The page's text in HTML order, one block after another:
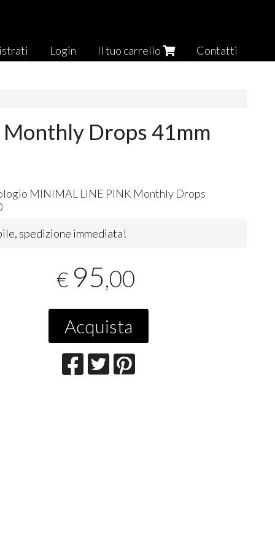
Login Il tuo carrello Contatti
Drops 41mm
MINIMAL LINE PINK Monthly Drops
spedizione immediata!
€ 95,00
Acquista